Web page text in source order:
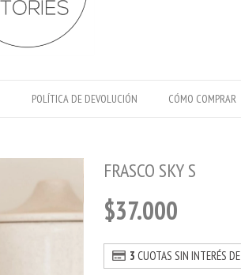
POLÍTICA DE DEVOLUCIÓN CÓMO COMPRAR
FRASCO SKY S
$37.000
3 CUOTAS SIN INTERÉS DE